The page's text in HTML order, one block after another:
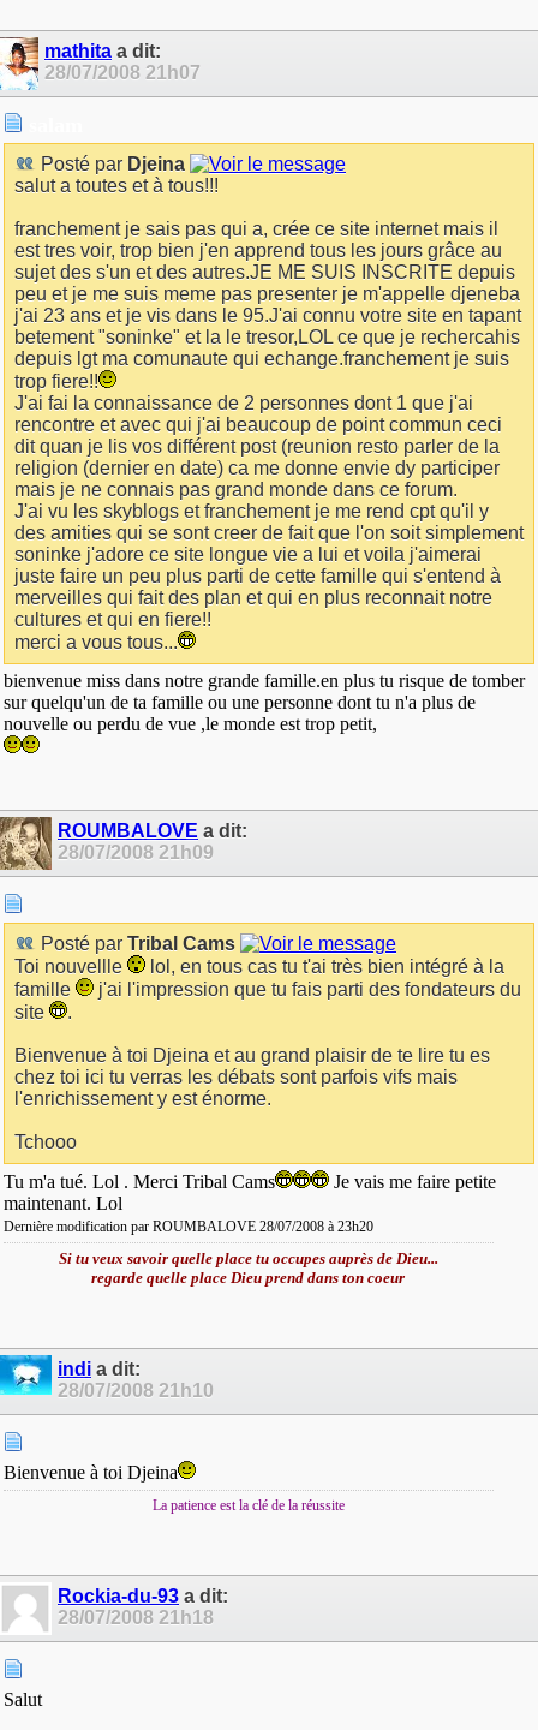
mathita a dit:
28/07/2008 21h07
Posté par Djeina
salut a toutes et à tous!!!
franchement je sais pas qui a, crée ce site internet mais il
est tres voir, trop bien j'en apprend tous les jours grâce au
sujet des s'un et des autres.JE ME SUIS INSCRITE depuis
peu et je me suis meme pas presenter je m'appelle djeneba
j'ai 23 ans et je vis dans le 95.J'ai connu votre site en tapant
betement "soninke" et la le tresor,LOL ce que je rechercahis
depuis lgt ma comunaute qui echange.franchement je suis
trop fiere!!
J'ai fai la connaissance de 2 personnes dont 1 que j'ai
rencontre et avec qui j'ai beaucoup de point commun ceci
dit quan je lis vos différent post (reunion resto parler de la
religion (dernier en date) ca me donne envie dy participer
mais je ne connais pas grand monde dans ce forum.
J'ai vu les skyblogs et franchement je me rend cpt qu'il y
des amities qui se sont creer de fait que l'on soit simplement
soninke j'adore ce site longue vie a lui et voila j'aimerai
juste faire un peu plus parti de cette famille qui s'entend à
merveilles qui fait des plan et qui en plus reconnait notre
cultures et qui en fiere!!
merci a vous tous...
bienvenue miss dans notre grande famille.en plus tu risque de tomber
sur quelqu'un de ta famille ou une personne dont tu n'a plus de
nouvelle ou perdu de vue ,le monde est trop petit,
ROUMBALOVE a dit:
28/07/2008 21h09
Posté par Tribal Cams
Toi nouvellle
lol, en tous cas tu t'ai très bien intégré à la
famille
j'ai l'impression que tu fais parti des fondateurs du
site
.
Bienvenue à toi Djeina et au grand plaisir de te lire tu es
chez toi ici tu verras les débats sont parfois vifs mais
l'enrichissement y est énorme.
Tchooo
Tu m'a tué. Lol . Merci Tribal Cams
Je vais me faire petite
maintenant. Lol
Dernière modification par ROUMBALOVE 28/07/2008 à 23h20
Si tu veux savoir quelle place tu occupes auprès de Dieu...
regarde quelle place Dieu prend dans ton coeur
indi a dit:
28/07/2008 21h10
Bienvenue à toi Djeina
La patience est la clé de la réussite
Rockia-du-93 a dit:
28/07/2008 21h18
Salut